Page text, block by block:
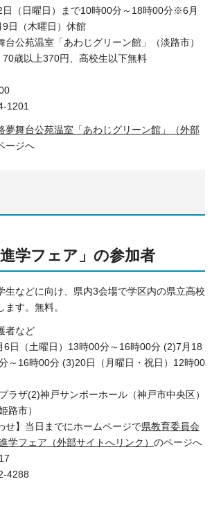
日（日曜日）まで10時00分～18時00分※6月
日（木曜日）休館
台公苑温室「あわじグリーン館」（淡路市）
70歳以上370円、高校生以下無料
1201
夢舞台公苑温室「あわじグリーン館」（外部
ージへ
進学フェア」の参加者
生などに向け、県内3会場で学区内の県立高校
す。無料。
者など
6日（土曜日）13時00分～16時00分 (2)7月18
～16時00分 (3)20日（月曜日・祝日）12時00
ラザ(2)神戸サンボーホール（神戸市中央区）
路市）
せ】当日までにホームページで県教育委員会
学フェア（外部サイトへリンク） のページへ
4288